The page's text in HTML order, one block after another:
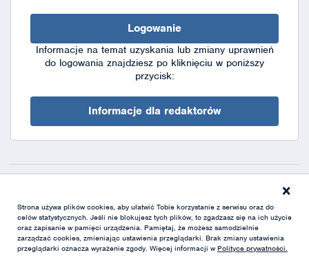
Logowanie
Informacje na temat uzyskania lub zmiany uprawnień
do logowania znajdziesz po kliknięciu w poniższy
przycisk:
Informacje dla redaktorów
XML
Strona używa plików cookies, aby ułatwić Tobie korzystanie z serwisu oraz do
celów statystycznych. Jeśli nie blokujesz tych plików, to zgadzasz się na ich użycie
oraz zapisanie w pamięci urządzenia. Pamiętaj, że możesz samodzielnie
zarządzać cookies, zmieniając ustawienia przeglądarki. Brak zmiany ustawienia
przeglądarki oznacza wyrażenie zgody. Więcej informacji wPolityce prywatności.
×